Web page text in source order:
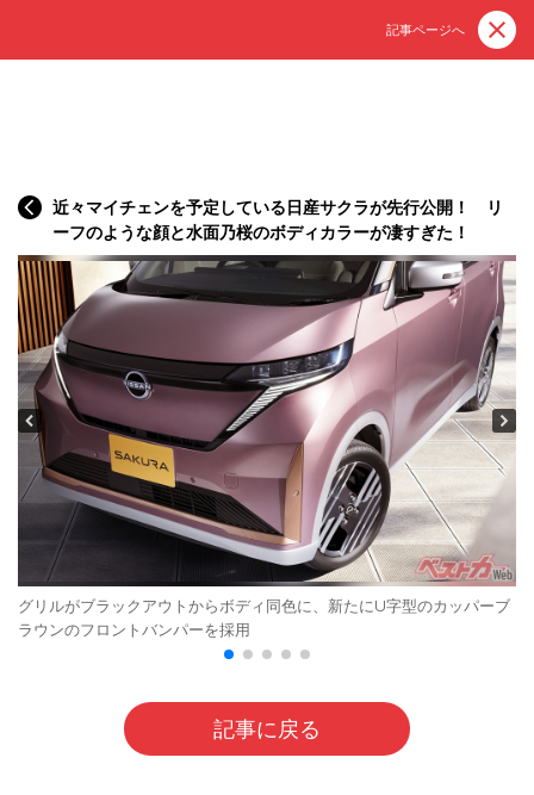
記事ページへ
近々マイチェンを予定している日産サクラが先行公開！ リ
ーフのような顔と水面乃桜のボディカラーが凄すぎた！
グリルがブラックアウトからボディ同色に、新たにU字型のカッパーブ
ラウンのフロントバンパーを採用
記事に戻る